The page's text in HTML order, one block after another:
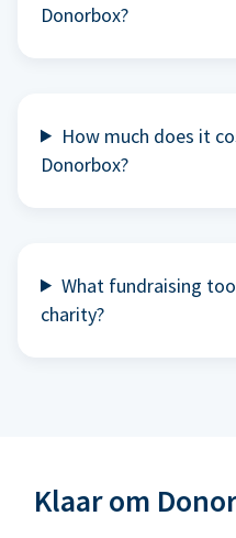
Donorbox?
How much does it
Donorbox?
What fundraising
charity?
Klaar om